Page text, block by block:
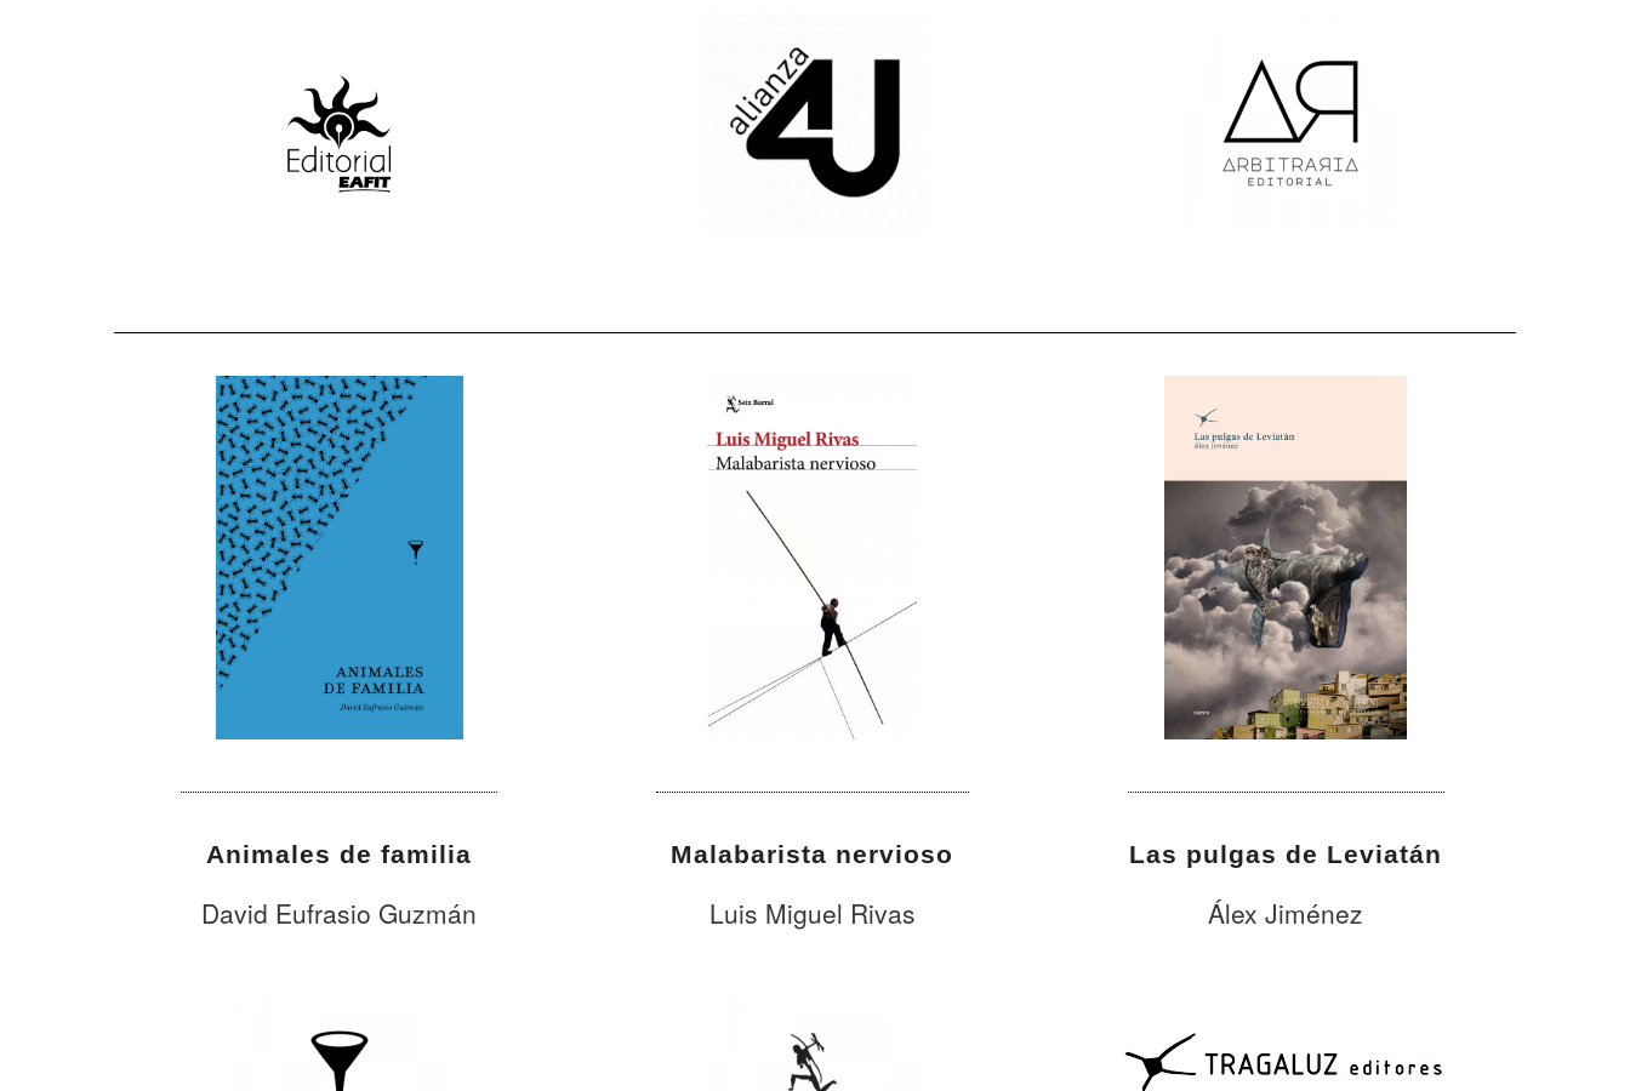
Animales de familia
David Eufrasio Guzmán
Malabarista nervioso
Luis Miguel Rivas
Las pulgas de Leviatán
Álex Jiménez